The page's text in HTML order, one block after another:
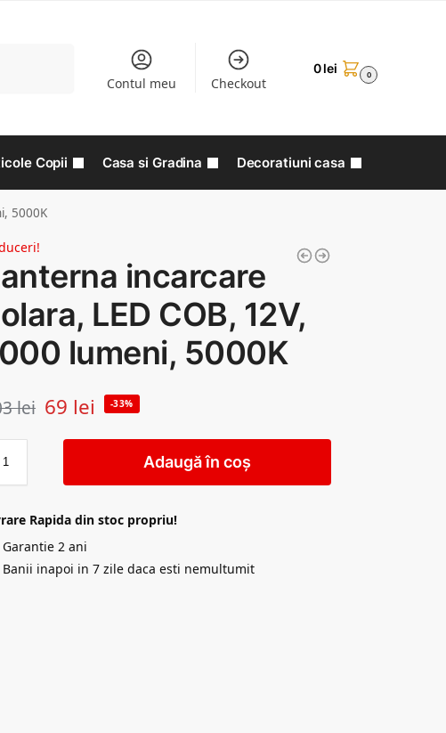
Contul meu Checkout
0lei 0
Copii Casa si Gradina Decoratiuni casa
5000K
incarcare
LED COB, 12V,
lumeni, 5000K
lei 69 lei -33%
Adaugă în coș
Rapida din stoc propriu!
Garantie 2 ani
Banii inapoi in 7 zile daca esti nemultumit